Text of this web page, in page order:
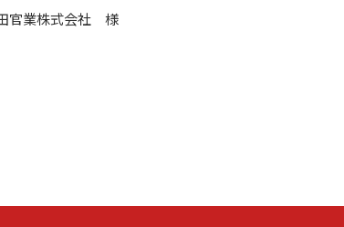
官業株式会社 様